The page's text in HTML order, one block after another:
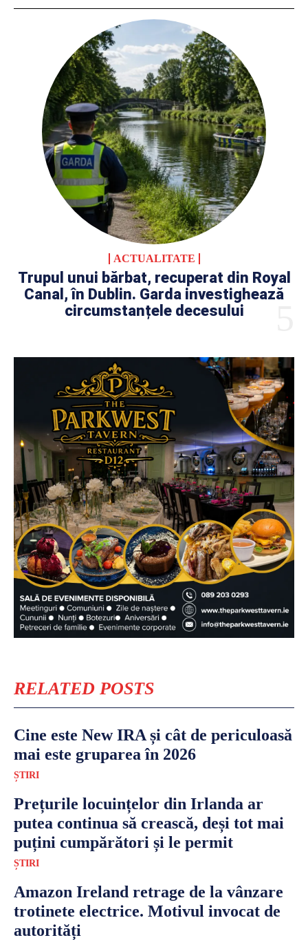
ACTUALITATE
Trupul unui bărbat, recuperat din Royal
Canal, în Dublin. Garda investighează
circumstanțele decesului
RELATED POSTS
Cine este New IRA și cât de periculoasă
mai este gruparea în 2026
ȘTIRI
Prețurile locuințelor din Irlanda ar
putea continua să crească, deși tot mai
puțini cumpărători și le permit
ȘTIRI
Amazon Ireland retrage de la vânzare
trotinete electrice. Motivul invocat de
autorități